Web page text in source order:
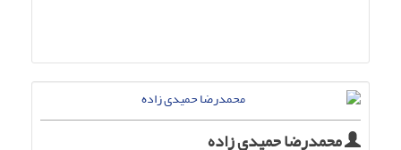
محمدرضا حمیدی زاده